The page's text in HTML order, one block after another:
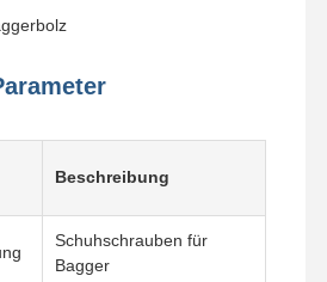
Beschreibung
Schuhschrauben für
Bagger